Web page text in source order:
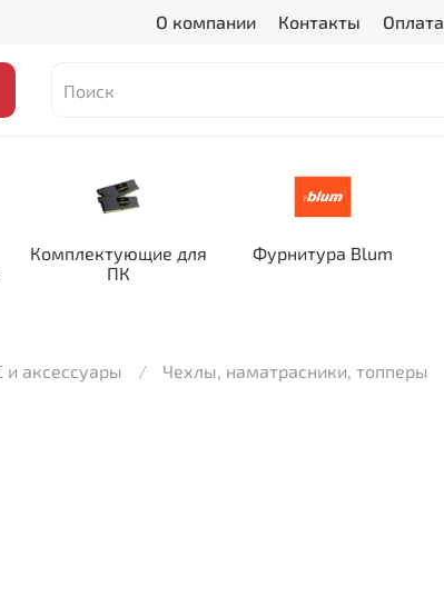
О компании Контакты Оплата
Комплектующие для
ПК
Фурнитура Blum
аксессуары Чехлы, наматрасники, топперы